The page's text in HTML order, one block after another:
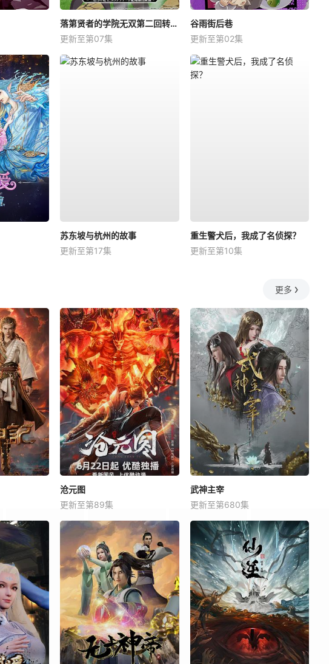
落第贤者的学院无双第二回转生，S等级作弊魔术师冒险记
更新至第07集
谷雨街后巷
更新至第02集
苏东坡与杭州的故事
更新至第17集
重生警犬后，我成了名侦探？
更新至第10集
更多
沧元图
更新至第89集
武神主宰
更新至第680集